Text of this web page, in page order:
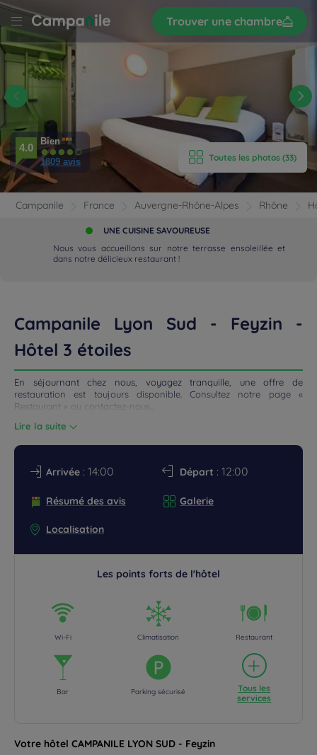
Trouver une chambre
S’inscrire
AVIS
Toutes les photos (33)
4.0
Bien
1809 avis
Campanile France Auvergne-Rhône-Alpes Rhône
UNE CUISINE SAVOUREUSE
Nous vous accueillons sur notre terrasse ensoleillée et
dans notre délicieux restaurant !
Campanile Lyon Sud - Feyzin -
Hôtel 3 étoiles
En séjournant chez nous, voyagez tranquille, une offre de
restauration est toujours disponible. Consultez notre page «
Restaurant » ou contactez-nous...
Lire la suite
Arrivée : 14:00 Départ : 12:00
Résumé des avis Galerie
Localisation
Les points forts de l'hôtel
Wi-Fi Climatisation Restaurant
Bar Parking sécurisé
Tous les
services
Votre hôtel CAMPANILE LYON SUD - Feyzin